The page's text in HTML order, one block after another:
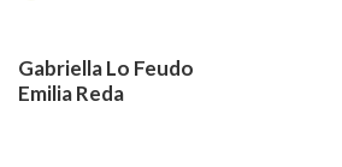
Gabriella Lo Feudo
Emilia Reda